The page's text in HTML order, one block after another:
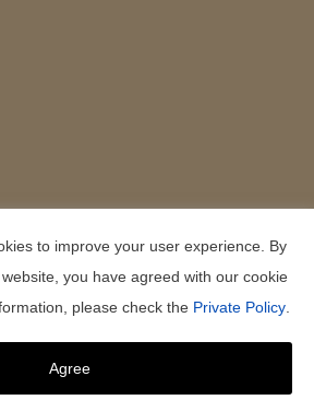
to improve your user experience. By
you have agreed with our cookie
please check the Private Policy
Agree